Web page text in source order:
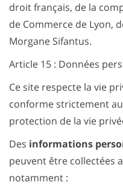
droit français, de la
de Commerce de Lyon,
Morgane Sifantus.
Article 15 : Données
Ce site respecte la vie
conforme strictement
protection de la vie
Des informations
peuvent être collectées
notamment :